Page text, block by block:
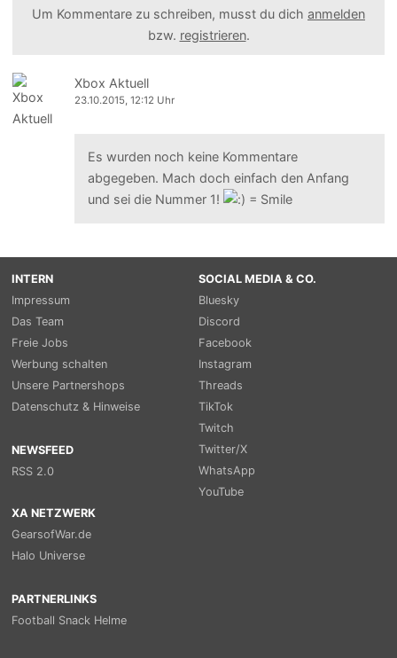
Um Kommentare zu schreiben, musst du dich anmelden
bzw. registrieren.
Xbox Aktuell
23.10.2015, 12:12 Uhr
Es wurden noch keine Kommentare
abgegeben. Mach doch einfach den Anfang
und sei die Nummer 1!
INTERN
Impressum
Das Team
Freie Jobs
Werbung schalten
Unsere Partnershops
Datenschutz & Hinweise
NEWSFEED
RSS 2.0
SOCIAL MEDIA & CO.
Bluesky
Discord
Facebook
Instagram
Threads
TikTok
Twitch
Twitter/X
WhatsApp
YouTube
XA NETZWERK
GearsofWar.de
Halo Universe
PARTNERLINKS
Football Snack Helme